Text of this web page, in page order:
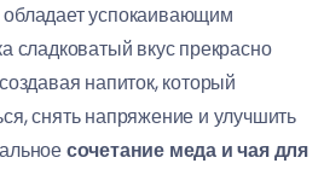
успокаивающим
сладковатый вкус прекрасно
напиток, который
снять напряжение и улучшить
сочетание меда и чая для